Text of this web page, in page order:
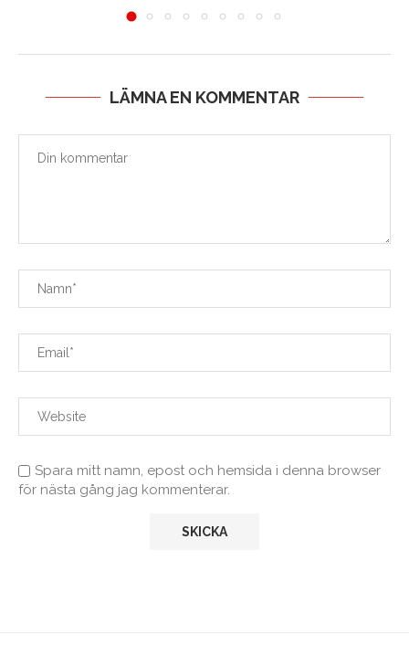
LÄMNA EN KOMMENTAR
Spara mitt namn, epost och hemsida i denna browser
för nästa gång jag kommenterar.